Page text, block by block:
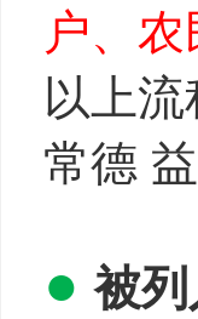
户、农
以上
常德
●被